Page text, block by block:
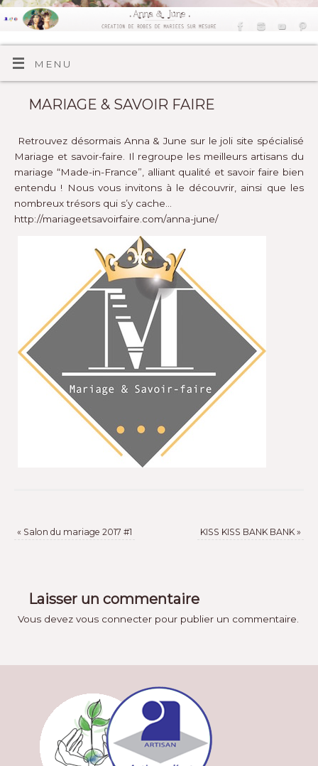
MENU
MARIAGE & SAVOIR FAIRE
Retrouvez désormais Anna & June sur le joli site spécialisé
Mariage et savoir-faire.
Il regroupe les meilleurs artisans du
mariage “Made-in-France”, alliant qualité et savoir faire bien
entendu ! Nous vous invitons à le découvrir, ainsi que les
nombreux trésors qui s’y cache…
http://mariageetsavoirfaire.com/anna-june/
« Salon du mariage 2017 #1 KISS KISS BANK BANK »
Laisser un commentaire
Vous devezvous connecter pour publier un commentaire.